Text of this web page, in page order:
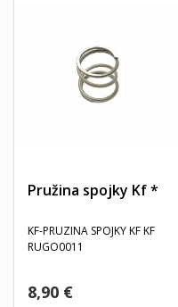
Pružina spojky Kf *
KF-PRUZINA SPOJKY KF KF
RUGO0011
8,90 €